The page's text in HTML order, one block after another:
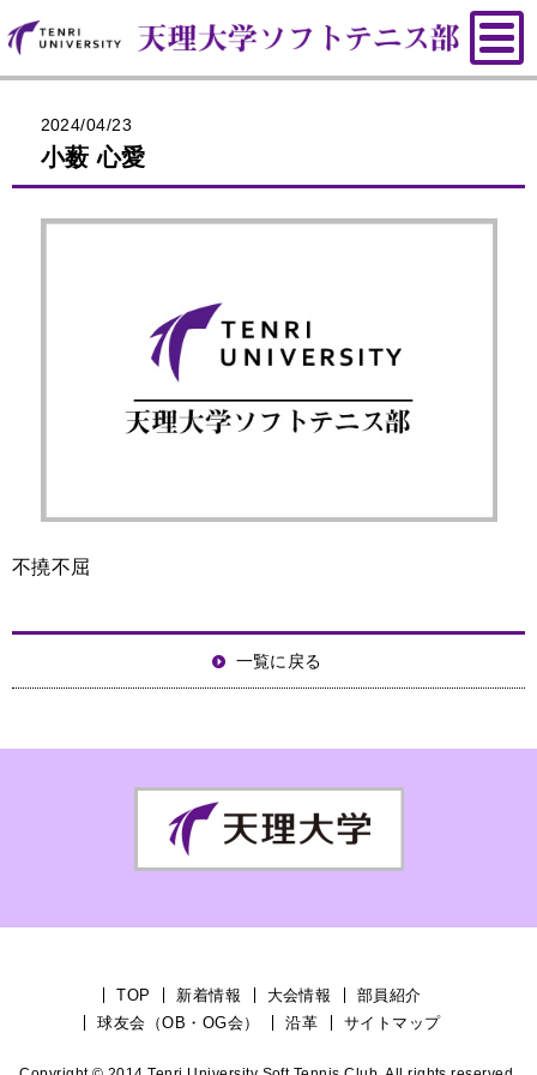
2024/04/23
小薮 心愛
不撓不屈
一覧に戻る
TOP 新着情報 大会情報
部員紹介
球友会（OB・OG会）
沿革 サイトマップ